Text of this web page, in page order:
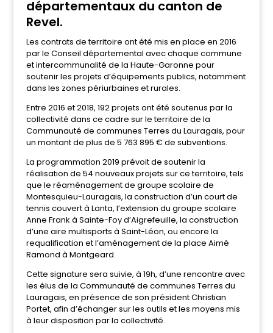
départementaux du canton de
Revel.
Les contrats de territoire ont été mis en place en 2016
par le Conseil départemental avec chaque commune
et intercommunalité de la Haute-Garonne pour
soutenir les projets d’équipements publics, notamment
dans les zones périurbaines et rurales.
Entre 2016 et 2018, 192 projets ont été soutenus par la
collectivité dans ce cadre sur le territoire de la
Communauté de communes Terres du Lauragais, pour
un montant de plus de 5 763 895 € de subventions.
La programmation 2019 prévoit de soutenir la
réalisation de 54 nouveaux projets sur ce territoire, tels
que le réaménagement de groupe scolaire de
Montesquieu-Lauragais, la construction d’un court de
tennis couvert à Lanta, l’extension du groupe scolaire
Anne Frank à Sainte-Foy d’Aigrefeuille, la construction
d’une aire multisports à Saint-Léon, ou encore la
requalification et l’aménagement de la place Aimé
Ramond à Montgeard.
Cette signature sera suivie, à 19h, d’une rencontre avec
les élus de la Communauté de communes Terres du
Lauragais, en présence de son président Christian
Portet, afin d’échanger sur les outils et les moyens mis
à leur disposition par la collectivité.